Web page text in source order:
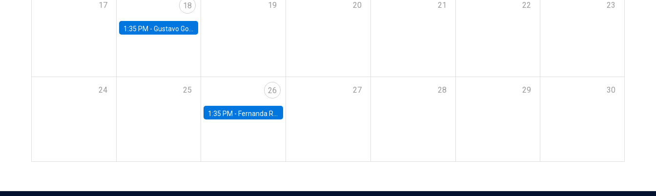
17 18
1:35 PM - Gustavo González, Banco Central de Chile
19 20 21 22 23
24 25 26
1:35 PM - Fernanda Rojas Ampuero, University of Wisconsin-Madison
27 28 29 30